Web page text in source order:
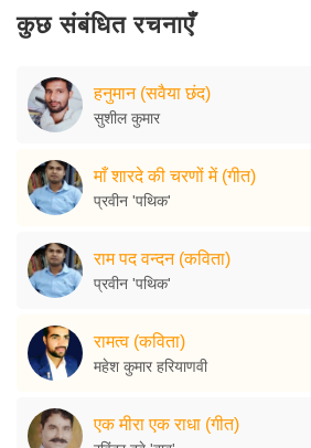
कुछ संबंधित रचनाएँ
हनुमान (सवैया छंद)
सुशील कुमार
माँ शारदे की चरणों में (गीत)
प्रवीन 'पथिक'
राम पद वन्दन (कविता)
प्रवीन 'पथिक'
रामत्व (कविता)
महेश कुमार हरियाणवी
एक मीरा एक राधा (गीत)